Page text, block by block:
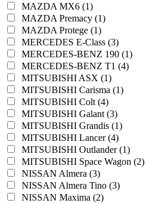
MAZDA MX6 (1)
MAZDA Premacy (1)
MAZDA Protege (1)
MERCEDES E-Class (3)
MERCEDES-BENZ 190 (1)
MERCEDES-BENZ T1 (4)
MITSUBISHI ASX (1)
MITSUBISHI Carisma (1)
MITSUBISHI Colt (4)
MITSUBISHI Galant (3)
MITSUBISHI Grandis (1)
MITSUBISHI Lancer (4)
MITSUBISHI Outlander (1)
MITSUBISHI Space Wagon (2)
NISSAN Almera (3)
NISSAN Almera Tino (3)
NISSAN Maxima (2)